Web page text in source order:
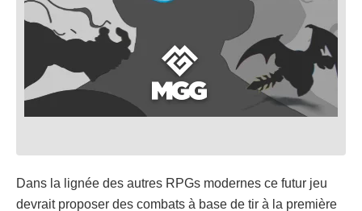
Dans la lignée des autres RPGs modernes ce futur jeu
devrait proposer des combats à base de tir à la première